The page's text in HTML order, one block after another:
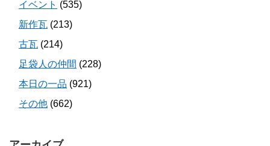
イベント (535)
新作瓦 (213)
古瓦 (214)
足袋人の仲間 (228)
本日の一品 (921)
その他 (662)